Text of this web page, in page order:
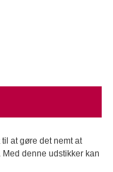
at gøre det nemt at
denne udstikker kan